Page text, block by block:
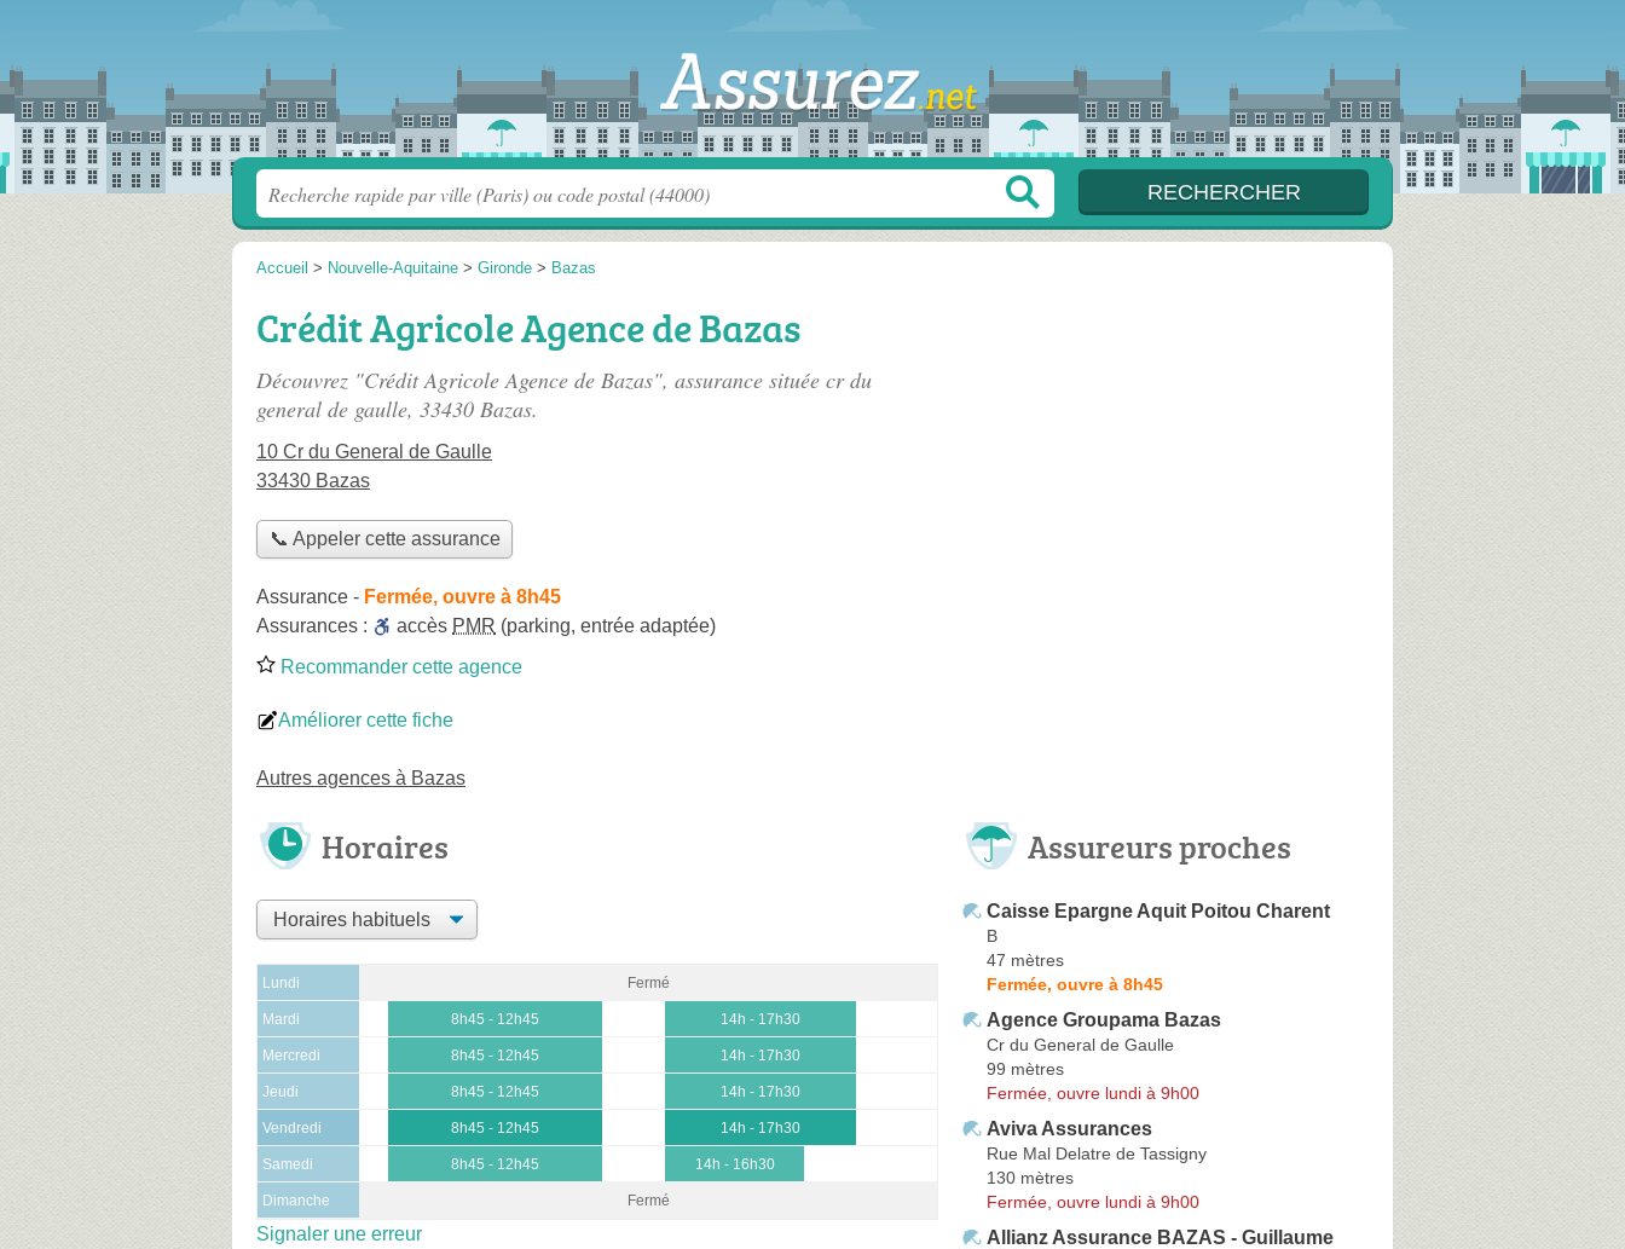
Accueil > Nouvelle-Aquitaine > Gironde > Bazas
Crédit Agricole Agence de Bazas
Découvrez "Crédit Agricole Agence de Bazas", assurance située cr du
general de gaulle, 33430 Bazas.
10 Cr du General de Gaulle
33430 Bazas
📞 Appeler cette assurance
Assurance - Fermée, ouvre à 8h45
Assurances :
accès PMR (parking, entrée adaptée)
Recommander cette agence
Améliorer cette fiche
Autres agences à Bazas
Horaires
Lundi Fermé
Mardi 8h45 - 12h45 14h - 17h30
Mercredi 8h45 - 12h45 14h - 17h30
Jeudi 8h45 - 12h45 14h - 17h30
Vendredi 8h45 - 12h45 14h - 17h30
Samedi 8h45 - 12h45 14h - 16h30
Dimanche Fermé
Signaler une erreur
Assureurs proches
Caisse Epargne Aquit Poitou Charent
B
47 mètres
Fermée, ouvre à 8h45
Agence Groupama Bazas
Cr du General de Gaulle
99 mètres
Fermée, ouvre lundi à 9h00
Aviva Assurances
Rue Mal Delatre de Tassigny
130 mètres
Fermée, ouvre lundi à 9h00
Allianz Assurance BAZAS - Guillaume